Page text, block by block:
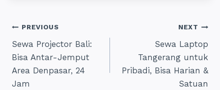
Post
navigation
PREVIOUS
Sewa Projector Bali:
Bisa Antar-Jemput
Area Denpasar, 24
Jam
NEXT
Sewa Laptop
Tangerang untuk
Pribadi, Bisa Harian &
Satuan